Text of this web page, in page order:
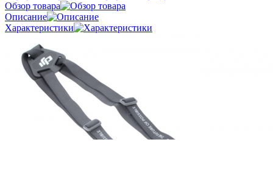
Обзор товара
Описание
Характеристики